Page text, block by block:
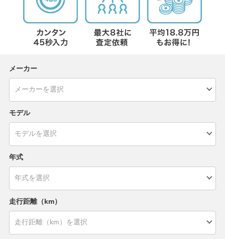
メーカー
モデル
年式
走行距離（km）